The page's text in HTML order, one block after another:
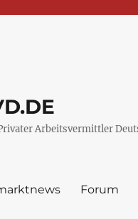
Arbeitsvermittler
Forum